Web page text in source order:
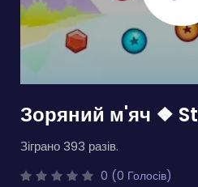
Зоряний м'яч ❖
Зіграно 393 разів.
0 (0 Голосів)